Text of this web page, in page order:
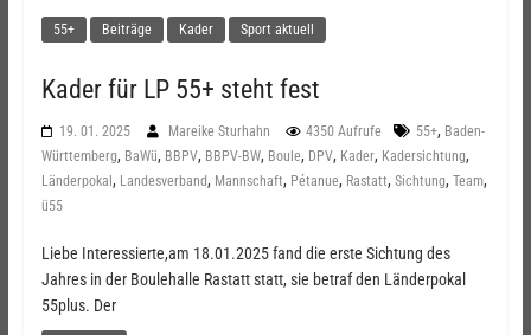
55+ Beiträge Kader Sport aktuell
Kader für LP 55+ steht fest
19. 01. 2025 Mareike Sturhahn 4350 Aufrufe 55+, Baden-
Württemberg, BaWü, BBPV, BBPV-BW, Boule, DPV, Kader, Kadersichtung,
Länderpokal, Landesverband, Mannschaft, Pétanue, Rastatt, Sichtung, Team,
ü55
Liebe Interessierte,am 18.01.2025 fand die erste Sichtung des
Jahres in der Boulehalle Rastatt statt, sie betraf den Länderpokal
55plus. Der